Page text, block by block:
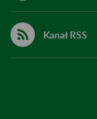
Kanał RSS